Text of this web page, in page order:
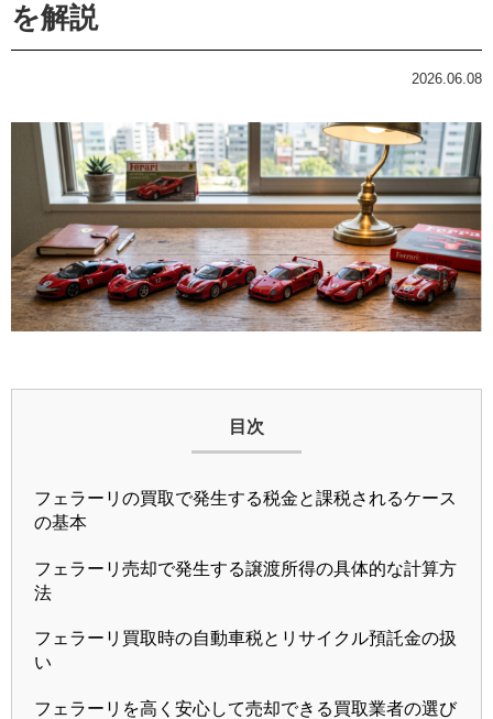
を解説
2026.06.08
目次
フェラーリの買取で発生する税金と課税されるケース
の基本
フェラーリ売却で発生する譲渡所得の具体的な計算方
法
フェラーリ買取時の自動車税とリサイクル預託金の扱
い
フェラーリを高く安心して売却できる買取業者の選び